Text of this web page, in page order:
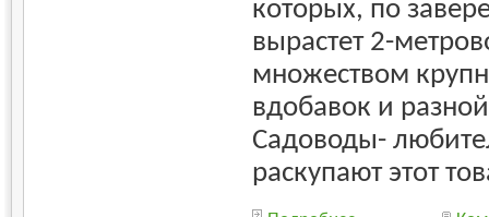
которых, по
вырастет 2-
множеством
вдобавок и
Садоводы-
раскупают этот